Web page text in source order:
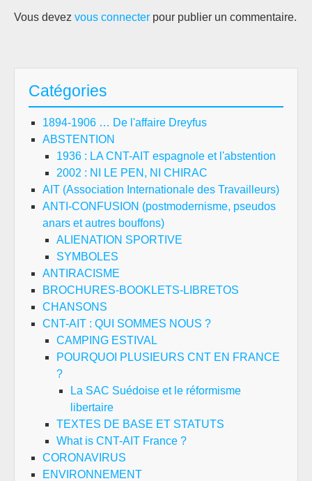
Vous devez vous connecter pour publier un commentaire.
Catégories
1894-1906 … De l'affaire Dreyfus
ABSTENTION
1936 : LA CNT-AIT espagnole et l'abstention
2002 : NI LE PEN, NI CHIRAC
AIT (Association Internationale des Travailleurs)
ANTI-CONFUSION (postmodernisme, pseudos
anars et autres bouffons)
ALIENATION SPORTIVE
SYMBOLES
ANTIRACISME
BROCHURES-BOOKLETS-LIBRETOS
CHANSONS
CNT-AIT : QUI SOMMES NOUS ?
CAMPING ESTIVAL
POURQUOI PLUSIEURS CNT EN FRANCE
?
La SAC Suédoise et le réformisme
libertaire
TEXTES DE BASE ET STATUTS
What is CNT-AIT France ?
CORONAVIRUS
ENVIRONNEMENT